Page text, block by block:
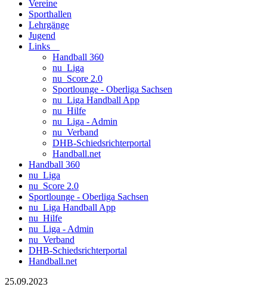
Vereine
Sporthallen
Lehrgänge
Jugend
Links
Handball 360
nu_Liga
nu_Score 2.0
Sportlounge - Oberliga Sachsen
nu_Liga Handball App
nu_Hilfe
nu_Liga - Admin
nu_Verband
DHB-Schiedsrichterportal
Handball.net
Handball 360
nu_Liga
nu_Score 2.0
Sportlounge - Oberliga Sachsen
nu_Liga Handball App
nu_Hilfe
nu_Liga - Admin
nu_Verband
DHB-Schiedsrichterportal
Handball.net
25.09.2023